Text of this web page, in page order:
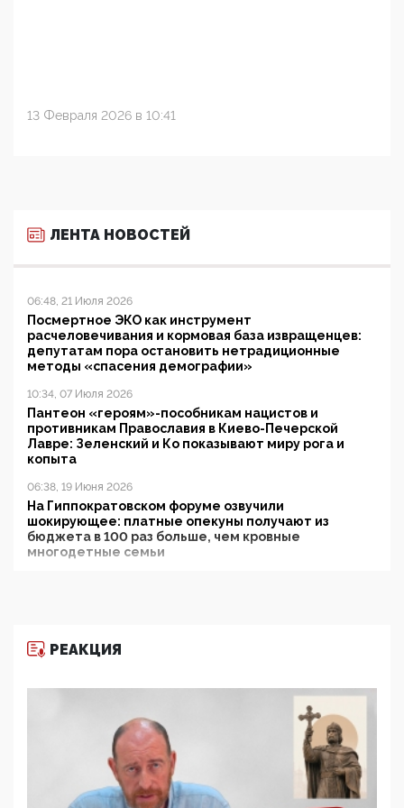
13 Февраля 2026 в 10:41
ЛЕНТА НОВОСТЕЙ
06:48, 21 Июля 2026
Посмертное ЭКО как инструмент
расчеловечивания и кормовая база извращенцев:
депутатам пора остановить нетрадиционные
методы «спасения демографии»
10:34, 07 Июля 2026
Пантеон «героям»-пособникам нацистов и
противникам Православия в Киево-Печерской
Лавре: Зеленский и Ко показывают миру рога и
копыта
06:38, 19 Июня 2026
На Гиппократовском форуме озвучили
шокирующее: платные опекуны получают из
бюджета в 100 раз больше, чем кровные
многодетные семьи
11:53, 09 Июня 2026
деятельность ИИТО ЮНЕСКО в России, но
цифроглобалисты продолжают определять
повестку в образовании
09:43, 01 Июня 2026
5G за счет здоровья граждан: Минцифры намерено
отобрать у регионов и муниципалитетов право
защищать жилые дома и социальные объекты от
РЕАКЦИЯ